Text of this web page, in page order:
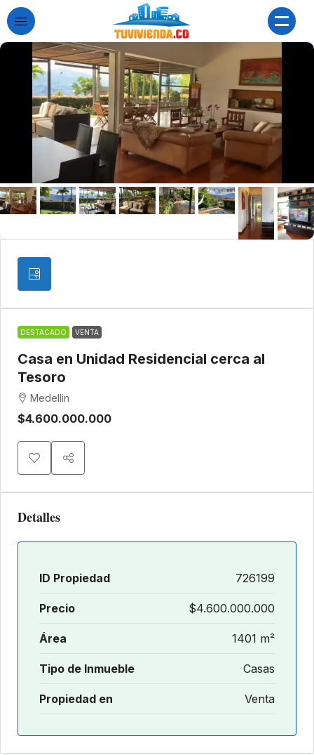
DESTACADO VENTA
Casa en Unidad Residencial cerca al
Tesoro
Medellin
$4.600.000.000
Detalles
ID Propiedad 726199
Precio $4.600.000.000
Área 1401 m²
Tipo de Inmueble Casas
Propiedad en Venta